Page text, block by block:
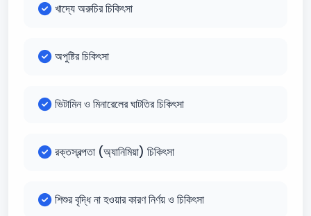
খাদ্যে অরুচির চিকিৎসা
অপুষ্টির চিকিৎসা
ভিটামিন ও মিনারেলের ঘাটতির চিকিৎসা
রক্তস্বল্পতা (অ্যানিমিয়া) চিকিৎসা
শিশুর বৃদ্ধি না হওয়ার কারণ নির্ণয় ও চিকিৎসা